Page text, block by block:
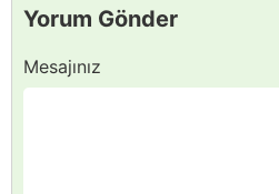
Yorum Gönder
Mesajınız